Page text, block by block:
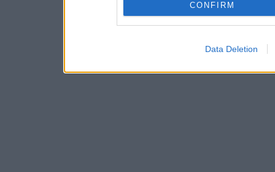
CONFIRM
Data Deletion